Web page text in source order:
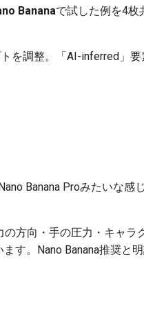
Bananaで試した例を4枚
を調整。「AI-inferred」要
Banana Proみたいな感じ
方向・手の圧力・キャラ
す。Nano Banana推奨と明